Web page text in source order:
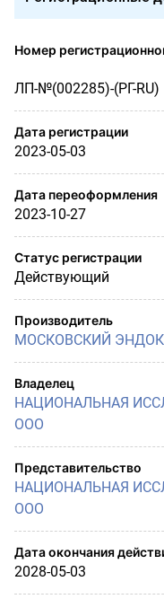
Номер
ЛП-№(002285)-(РГ-RU)
Дата регистрации
2023-05-03
Дата переоформления
2023-10-27
Статус регистрации
Действующий
Производитель
МОСКОВСКИЙ
Владелец
НАЦИОНАЛЬНАЯ
ООО
Представительство
НАЦИОНАЛЬНАЯ
ООО
Дата окончания
2028-05-03